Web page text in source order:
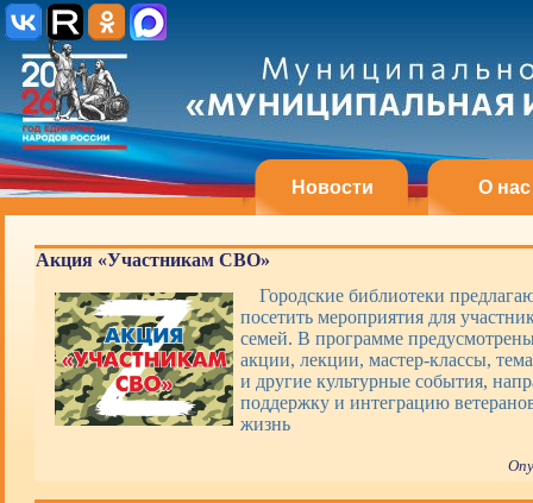
Новости О нас
Акция «Участникам СВО»
Городские библиотеки
посетить мероприятия для
семей. В программе
акции, лекции, мастер-классы,
и другие культурные события,
поддержку и интеграцию
жизнь